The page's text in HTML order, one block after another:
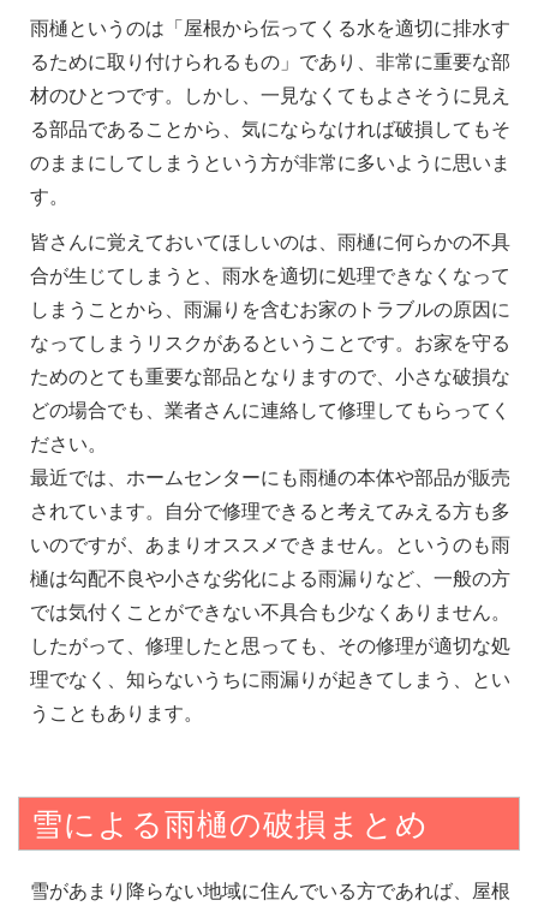
雨樋というのは「屋根から伝ってくる水を適切に排水す
るために取り付けられるもの」であり、非常に重要な部
材のひとつです。しかし、一見なくてもよさそうに見え
る部品であることから、気にならなければ破損してもそ
のままにしてしまうという方が非常に多いように思いま
す。
皆さんに覚えておいてほしいのは、雨樋に何らかの不具
合が生じてしまうと、雨水を適切に処理できなくなって
しまうことから、雨漏りを含むお家のトラブルの原因に
なってしまうリスクがあるということです。お家を守る
ためのとても重要な部品となりますので、小さな破損な
どの場合でも、業者さんに連絡して修理してもらってく
ださい。
最近では、ホームセンターにも雨樋の本体や部品が販売
されています。自分で修理できると考えてみえる方も多
いのですが、あまりオススメできません。というのも雨
樋は勾配不良や小さな劣化による雨漏りなど、一般の方
では気付くことができない不具合も少なくありません。
したがって、修理したと思っても、その修理が適切な処
理でなく、知らないうちに雨漏りが起きてしまう、とい
うこともあります。
雪による雨樋の破損まとめ
雪があまり降らない地域に住んでいる方であれば、屋根